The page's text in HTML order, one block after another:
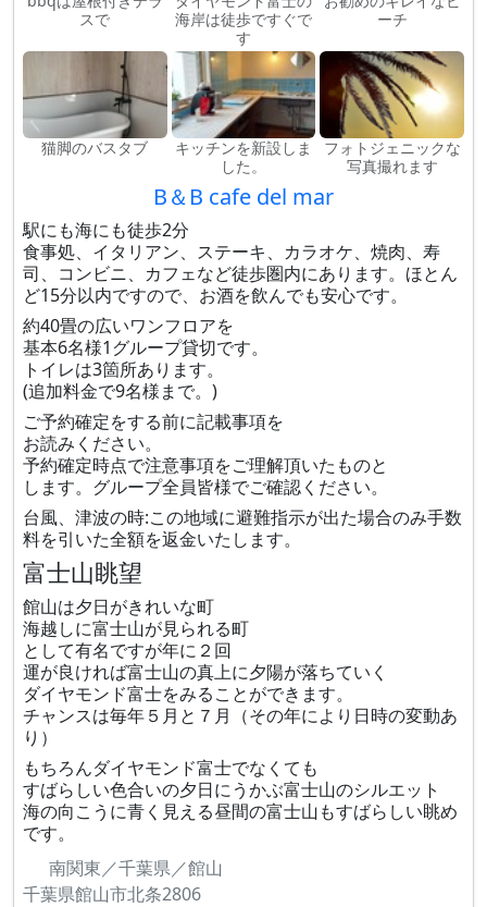
スで
海岸は徒歩ですぐで
す
ーチ
猫脚のバスタブ
キッチンを新設しま
した。
フォトジェニックな
写真撮れます
B＆B cafe del mar
駅にも海にも徒歩2分
食事処、イタリアン、ステーキ、カラオケ、焼肉、寿
司、コンビニ、カフェなど徒歩圏内にあります。ほとん
ど15分以内ですので、お酒を飲んでも安心です。
約40畳の広いワンフロアを
基本6名様1グループ貸切です。
トイレは3箇所あります。
(追加料金で9名様まで。)
ご予約確定をする前に記載事項を
お読みください。
予約確定時点で注意事項をご理解頂いたものと
します。グループ全員皆様でご確認ください。
台風、津波の時:この地域に避難指示が出た場合のみ手数
料を引いた全額を返金いたします。
富士山眺望
館山は夕日がきれいな町
海越しに富士山が見られる町
として有名ですが年に２回
運が良ければ富士山の真上に夕陽が落ちていく
ダイヤモンド富士をみることができます。
チャンスは毎年５月と７月（その年により日時の変動あ
り）
もちろんダイヤモンド富士でなくても
すばらしい色合いの夕日にうかぶ富士山のシルエット
海の向こうに青く見える昼間の富士山もすばらしい眺め
です。
南関東／千葉県／館山
千葉県館山市北条2806